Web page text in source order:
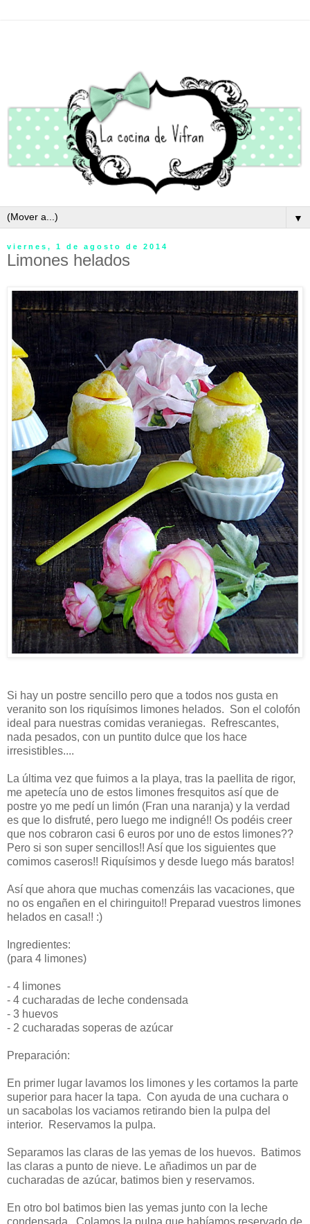
▼
viernes, 1 de agosto de 2014
Limones helados
Si hay un postre sencillo pero que a todos nos gusta en
veranito son los riquísimos limones helados. Son el colofón
ideal para nuestras comidas veraniegas. Refrescantes,
nada pesados, con un puntito dulce que los hace
irresistibles....
La última vez que fuimos a la playa, tras la paellita de rigor,
me apetecía uno de estos limones fresquitos así que de
postre yo me pedí un limón (Fran una naranja) y la verdad
es que lo disfruté, pero luego me indigné!! Os podéis creer
que nos cobraron casi 6 euros por uno de estos limones??
Pero si son super sencillos!! Así que los siguientes que
comimos caseros!! Riquísimos y desde luego más baratos!
Así que ahora que muchas comenzáis las vacaciones, que
no os engañen en el chiringuito!! Preparad vuestros limones
helados en casa!! :)
Ingredientes:
(para 4 limones)
- 4 limones
- 4 cucharadas de leche condensada
- 3 huevos
- 2 cucharadas soperas de azúcar
Preparación:
En primer lugar lavamos los limones y les cortamos la parte
superior para hacer la tapa. Con ayuda de una cuchara o
un sacabolas los vaciamos retirando bien la pulpa del
interior. Reservamos la pulpa.
Separamos las claras de las yemas de los huevos. Batimos
las claras a punto de nieve. Le añadimos un par de
cucharadas de azúcar, batimos bien y reservamos.
En otro bol batimos bien las yemas junto con la leche